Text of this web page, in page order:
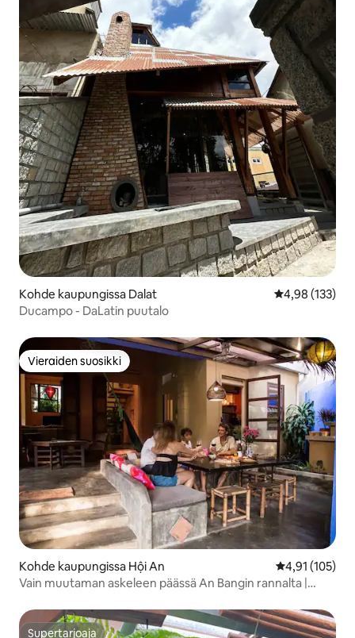
Kohde kaupungissa Dalat
4,98 (133)
Ducampo - DaLatin puutalo
Vieraiden suosikki
Vieraiden suosikki
Kohde kaupungissa Hội An
4,91 (105)
Vain muutaman askeleen päässä An Bangin rannalta |
Supertarjoaja